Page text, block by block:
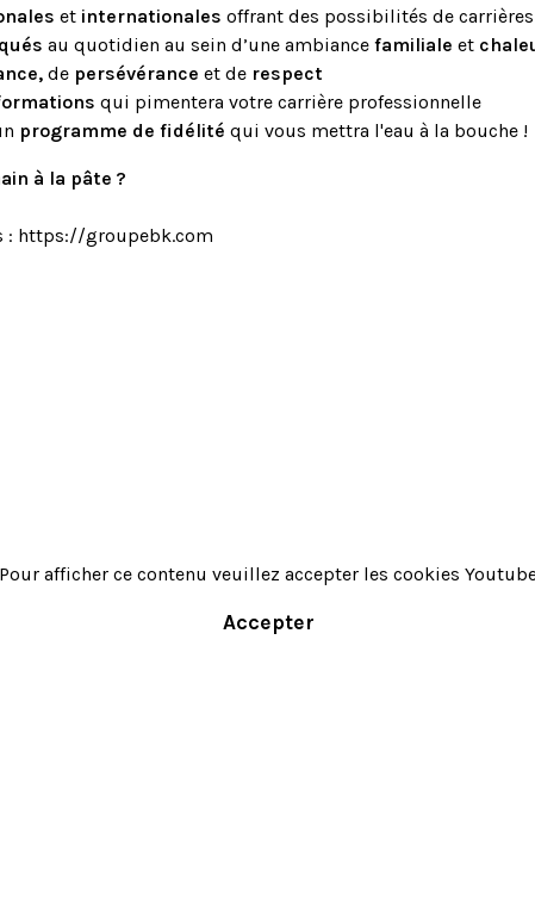
et internationales offrant des possibilités de
au quotidien au sein d’une ambiance familiale et
de persévérance et de respect
qui pimentera votre carrière professionnelle
programme de fidélité qui vous mettra l'eau à la bouche !
à la pâte ?
: https://groupebk.com
Pour afficher ce contenu veuillez accepter les cookies
Accepter